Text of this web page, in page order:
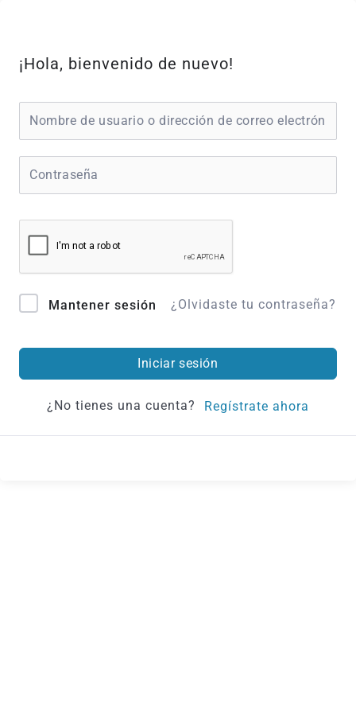
contenido
¡Hola, bienvenido de nuevo!
Mantener sesión ¿Olvidaste tu contraseña?
Iniciar sesión
¿No tienes una cuenta? Regístrate ahora